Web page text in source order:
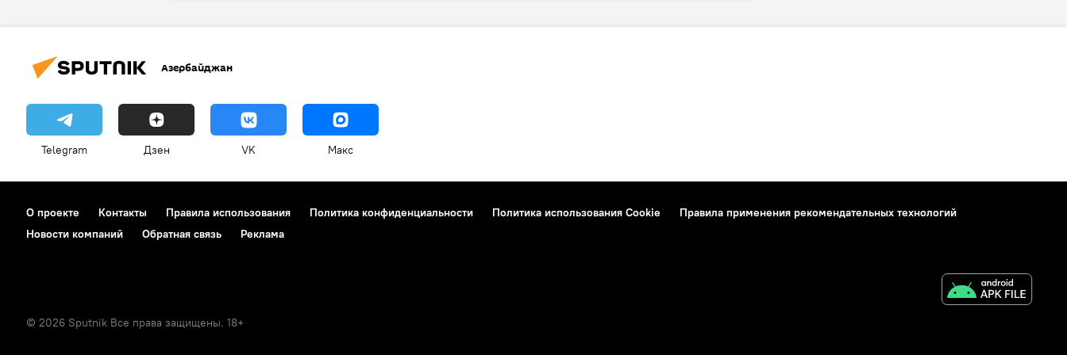
Азербайджан
Telegram Дзен VK Макс
О проекте Контакты Правила использования Политика конфиденциальности Политика использования Cookie
Правила применения рекомендательных технологий
Новости компаний
Обратная связь Реклама
© 2026 Sputnik Все права защищены. 18+